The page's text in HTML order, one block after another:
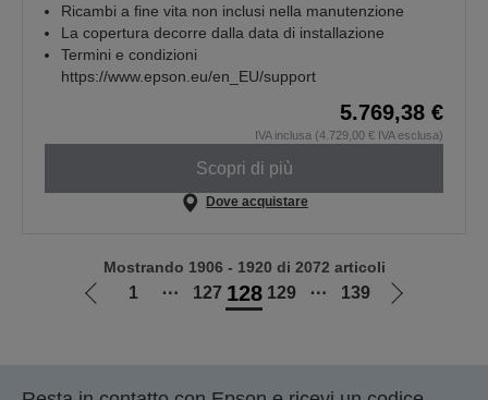
Ricambi a fine vita non inclusi nella manutenzione
La copertura decorre dalla data di installazione
Termini e condizioni
https://www.epson.eu/en_EU/support
5.769,38 €
IVA inclusa (4.729,00 € IVA esclusa)
Scopri di più
Dove acquistare
Vai
1 ⋯ 127 128 129 ⋯ 139
Vai
Mostrando 1906 - 1920 di 2072 articoli